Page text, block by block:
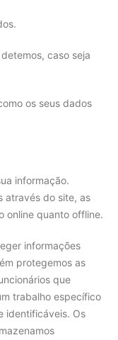
caso seja
os seus dados
informação.
através do site, as
online quanto offline.
informações
protegemos as
que
trabalho específico
identificáveis. Os